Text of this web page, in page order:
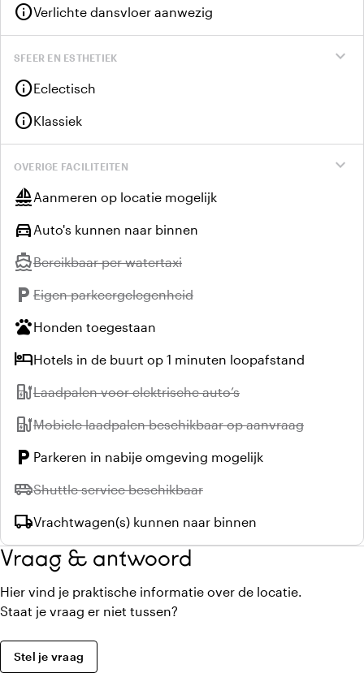
infoVerlichte dansvloer aanwezig
expand_more
SFEER EN ESTHETIEK
infoEclectisch
infoKlassiek
expand_more
OVERIGE FACILITEITEN
sailingAanmeren op locatie mogelijk
directions_car Auto's kunnen naar binnen
directions_boatNiet beschikbaar:
Bereikbaar per watertaxi
local_parking Niet beschikbaar:
Eigen parkeergelegenheid
petsHonden toegestaan
hotelHotels in de buurt op 1 minuten loopafstand
ev_stationNiet beschikbaar:
Laadpalen voor elektrische auto’s
ev_stationNiet beschikbaar:
Mobiele laadpalen beschikbaar op aanvraag
local_parking Parkeren in nabije omgeving mogelijk
airport_shuttleNiet beschikbaar:
Shuttle service beschikbaar
local_shippingVrachtwagen(s) kunnen naar binnen
Vraag & antwoord
Hier vind je praktische informatie over de locatie.
Staat je vraag er niet tussen?
Stel je vraag